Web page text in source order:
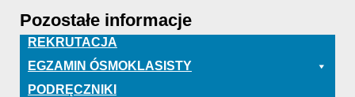
Pozostałe informacje
REKRUTACJA
EGZAMIN ÓSMOKLASISTY
PODRĘCZNIKI